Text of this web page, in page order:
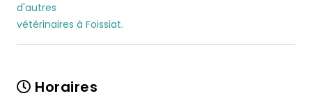
d'autres
vétérinaires à Foissiat.
Horaires